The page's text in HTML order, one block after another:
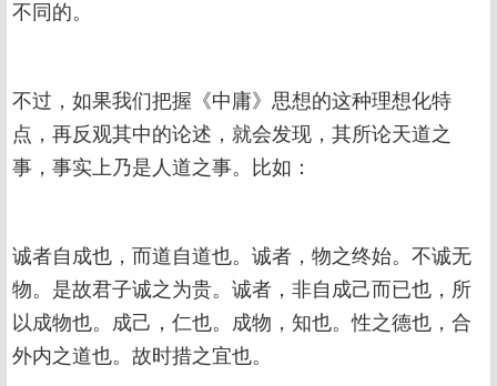
不同的。
不过，如果我们把握《中庸》思想的这种理想化特
点，再反观其中的论述，就会发现，其所论天道之
事，事实上乃是人道之事。比如：
诚者自成也，而道自道也。诚者，物之终始。不诚无
物。是故君子诚之为贵。诚者，非自成己而已也，所
以成物也。成己，仁也。成物，知也。性之德也，合
外内之道也。故时措之宜也。